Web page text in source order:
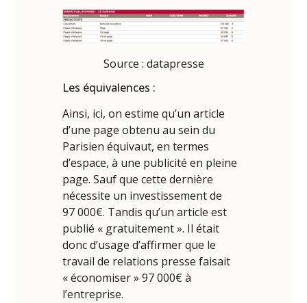
Source : datapresse
Les équivalences :
Ainsi, ici, on estime qu’un article
d’une page obtenu au sein du
Parisien équivaut, en termes
d’espace, à une publicité en pleine
page. Sauf que cette dernière
nécessite un investissement de
97 000€. Tandis qu’un article est
publié « gratuitement ». Il était
donc d’usage d’affirmer que le
travail de relations presse faisait
« économiser » 97 000€ à
l’entreprise.